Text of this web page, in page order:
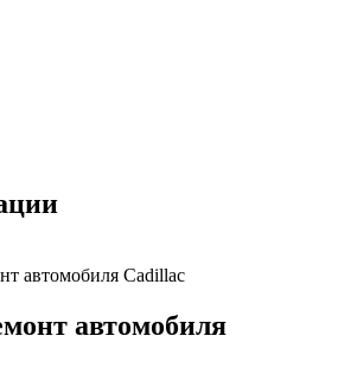
автомобиля Cadillac
автомобиля